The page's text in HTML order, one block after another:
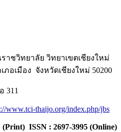
ชวิทยาลัย วิทยาเขตเชียงใหม่
ภอเมือง จังหวัดเชียงใหม่ 50200
311
www.tci-thaijo.org/index.php/jbs
(Print) ISSN : 2697-3995 (Online)